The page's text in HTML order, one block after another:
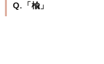
Q.「楡」